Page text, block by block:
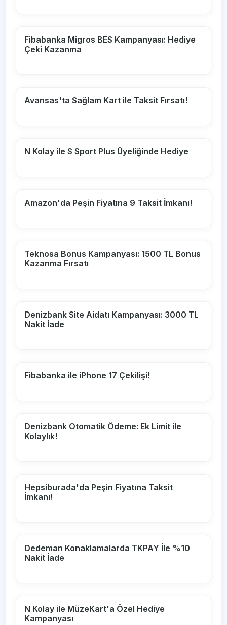
Fibabanka Migros BES Kampanyası: Hediye
Çeki Kazanma
Avansas'ta Sağlam Kart ile Taksit Fırsatı!
N Kolay ile S Sport Plus Üyeliğinde Hediye
Amazon'da Peşin Fiyatına 9 Taksit İmkanı!
Teknosa Bonus Kampanyası: 1500 TL Bonus
Kazanma Fırsatı
Denizbank Site Aidatı Kampanyası: 3000 TL
Nakit İade
Fibabanka ile iPhone 17 Çekilişi!
Denizbank Otomatik Ödeme: Ek Limit ile
Kolaylık!
Hepsiburada'da Peşin Fiyatına Taksit
İmkanı!
Dedeman Konaklamalarda TKPAY İle %10
Nakit İade
N Kolay ile MüzeKart'a Özel Hediye
Kampanyası